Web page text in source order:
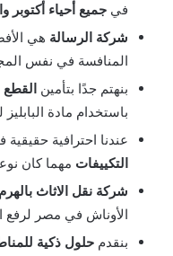
في جميع أحياء أكتوبر
شركة الرسالة هي
المنافسة في نفس
بنهتم جدًا بتأمين القطع
باستخدام مادة البابليز
عندنا احترافية حقيقية
التكييفات مهما كان
شركة نقل الاثاث بالهرم
الأوناش في مصر
بنقدم حلول ذكية